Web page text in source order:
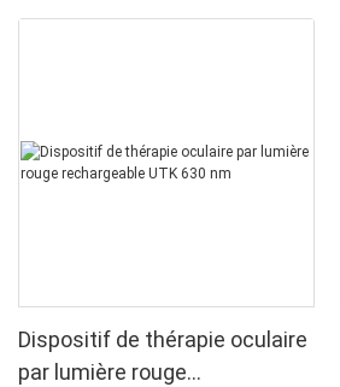
Dispositif de thérapie oculaire
par lumière rouge